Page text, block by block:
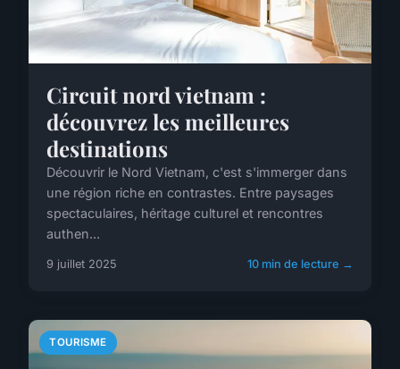
Circuit nord vietnam :
découvrez les meilleures
destinations
Découvrir le Nord Vietnam, c'est s'immerger dans
une région riche en contrastes. Entre paysages
spectaculaires, héritage culturel et rencontres
authen...
9 juillet 2025 10 min de lecture →
TOURISME